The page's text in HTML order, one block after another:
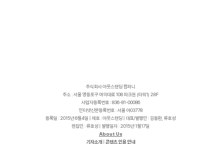
주식회사 아웃스탠딩 컴퍼니
주소 : 서울 영등포구 여의대로 108 파크원 (타워1) 28F
사업자등록번호 : 836-81-00086
인터넷신문등록번호 : 서울 아03778
등록일 : 2015년 6월4일 | 제호 : 아웃스탠딩 | 대표/발행인 : 김동환, 류호성
편집인 : 류호성 | 발행일자 : 2015년 1월17일
About Us
기자소개
콘텐츠 인용 안내